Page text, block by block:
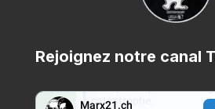
Rejoignez notre canal